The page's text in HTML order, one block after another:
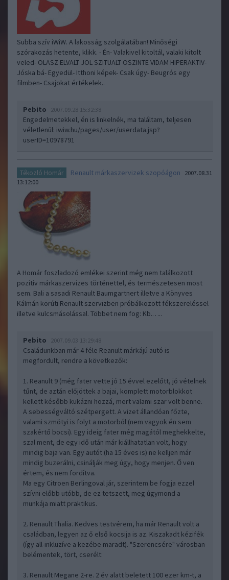
Subba szív iWiW. A lakosság szolgálatában! Minőségi
szórakozás hetente, klikk. - Én- Valakivel kitoltál, valaki kitolt
veled- OLASZ ELVALT JOL SZITUALT OSZINTE VIDAM HIPERAKTIV-
Jóska bá- Egyedül- Itthoni képek- Csak úgy- Beugrós egy
filmben- Csajokat értékelek..
Pebito 2007.09.28 15:32:38
Engedelmetekkel, én is linkelnék, ma találtam, teljesen
véletlenül: iwiw.hu/pages/user/userdata.jsp?
userID=10978791
Tékozló Homár Renault márkaszervizek szopóágon
2007.08.31
13:12:00
A Homár foszladozó emlékei szerint még nem találkozott
pozitív márkaszervizes történettel, és természetesen most
sem. Bali a sasadi Renault Baumgartnert illetve a Könyves
Kálmán körúti Renault szervizben próbálkozott fékszereléssel
illetve kulcsmásolással. Többet nem fog: Kb.…..
Pebito 2007.09.03 13:29:48
Családunkban már 4 féle Reanult márkájú autó is
megfordult, rendre a következők:
1. Reanult 9 (még fater vette jó 15 évvel ezelőtt, jó vételnek
tűnt, de aztán előjöttek a bajai, komplett motorblokkot
kellett később kukázni hozzá, mert valami szar volt benne.
A sebességváltó szétpergett. A vizet állandóan főzte,
valami szmötyi is folyt a motorból (nem vagyok én sem
szakértő bocsi). Egy ideig fater még magától meghekkelte,
szal ment, de egy idő után már kiállhatatlan volt, hogy
mindig baja van. Egy autót (ha 15 éves is) ne kelljen már
mindig buzerálni, csinálják meg úgy, hogy menjen. Ő ven
értem, és nem fordítva.
Ma egy Citroen Berlingoval jár, szerintem be fogja ezzel
szívni előbb utóbb, de ez tetszett, meg úgymond a
munkája miatt praktikus.
2. Renault Thalia. Kedves testvérem, ha már Renault volt a
családban, legyen az ő első kocsija is az. Kiszakadt kézifék
(így all-inkluzíve a kezébe maradt). "Szerencsére" városban
belémentek, tört, cserélt:
3. Renault Megane 2-re. 2 év alatt beletett 100 ezer km-t, a